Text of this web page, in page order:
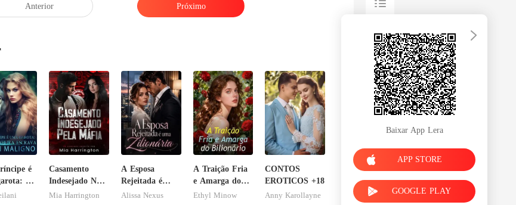
Anterior Próximo
é
A
Casamento
Indesejado Na
Máfia
Mia Harrington
A Esposa
Rejeitada é
uma Zilionária
Alissa Nexus
A Traição Fria
e Amarga do
Bilionário
Ethyl Minow
CONTOS
EROTICOS +18
Anny Karollayne
Baixar App Lera
APP STORE
GOOGLE PLAY